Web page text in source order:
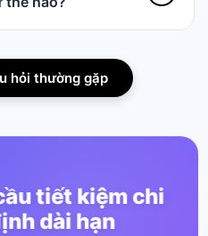
hỏi thường gặp
tiết kiệm chi
dài hạn